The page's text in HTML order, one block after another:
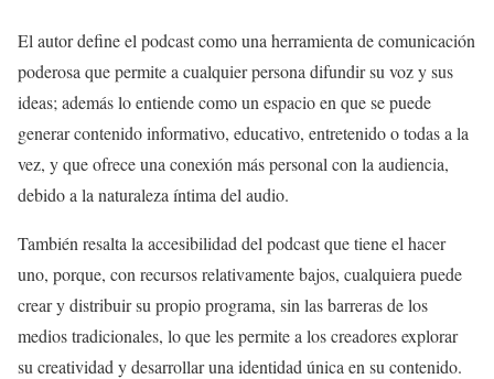
El autor define el podcast como una herramienta de comunicación
poderosa que permite a cualquier persona difundir su voz y sus
ideas; además lo entiende como un espacio en que se puede
generar contenido informativo, educativo, entretenido o todas a la
vez, y que ofrece una conexión más personal con la audiencia,
debido a la naturaleza íntima del audio.
También resalta la accesibilidad del podcast que tiene el hacer
uno, porque, con recursos relativamente bajos, cualquiera puede
crear y distribuir su propio programa, sin las barreras de los
medios tradicionales, lo que les permite a los creadores explorar
su creatividad y desarrollar una identidad única en su contenido.